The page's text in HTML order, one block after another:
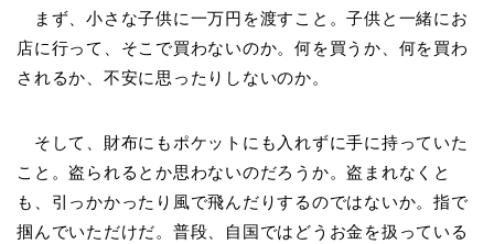
まず、小さな子供に一万円を渡すこと。子供と一緒にお
店に行って、そこで買わないのか。何を買うか、何を買わ
されるか、不安に思ったりしないのか。
そして、財布にもポケットにも入れずに手に持っていた
こと。盗られるとか思わないのだろうか。盗まれなくと
も、引っかかったり風で飛んだりするのではないか。指で
掴んでいただけだ。普段、自国ではどうお金を扱っている